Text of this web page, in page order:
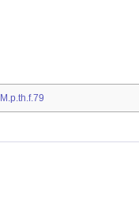
M.p.th.f.79